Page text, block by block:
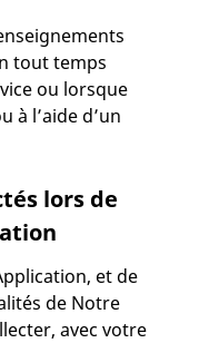
tout temps
ou lorsque
à l’aide d’un
lors de
et de
de Notre
avec votre